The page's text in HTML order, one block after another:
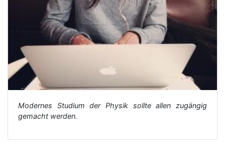
Modernes Studium der Physik sollte allen zugängig
gemacht werden.